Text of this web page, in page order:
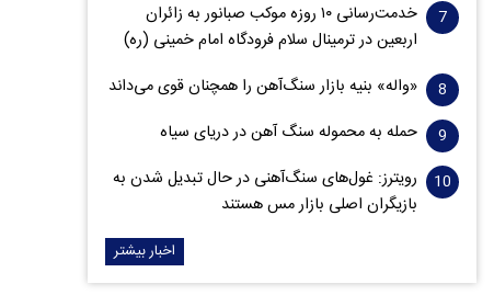
خدمت‌رسانی ۱۰ روزه موکب صبانور به زائران
اربعین در ترمینال سلام فرودگاه امام خمینی (ره)
«واله» بنیه بازار سنگ‌آهن را همچنان قوی می‌داند
حمله به محموله سنگ آهن در دریای سیاه
رویترز: غول‌های سنگ‌آهنی‌ در حال تبدیل شدن به
بازیگران اصلی بازار مس هستند
اخبار بیشتر